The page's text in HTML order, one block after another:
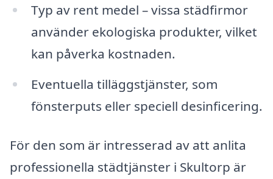
Typ av rent medel – vissa städfirmor
använder ekologiska produkter, vilket
kan påverka kostnaden.
Eventuella tilläggstjänster, som
fönsterputs eller speciell desinficering.
För den som är intresserad av att anlita
professionella städtjänster i Skultorp är